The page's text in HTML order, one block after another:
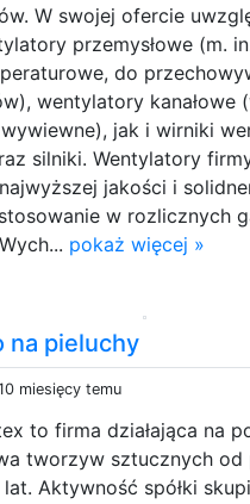
W swojej ofercie
przemysłowe (m.
do
wentylatory kanałowe
jak i wirniki
silniki. Wentylatory
jakości i
w rozlicznych
pokaż więcej »
na pieluchy
miesięcy temu
to firma działająca na
tworzyw sztucznych od
Aktywność spółki